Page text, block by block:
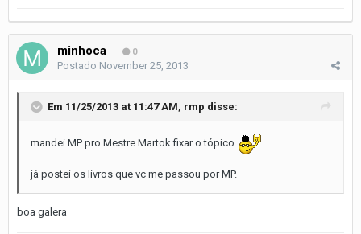
minhoca 0
Postado November 25, 2013
Em 11/25/2013 at 11:47 AM, rmp disse:
mandei MP pro Mestre Martok fixar o tópico
já postei os livros que vc me passou por MP.
boa galera